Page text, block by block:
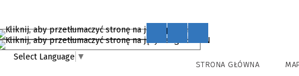
EN
Select Language ▼
STRONA GŁÓWNA